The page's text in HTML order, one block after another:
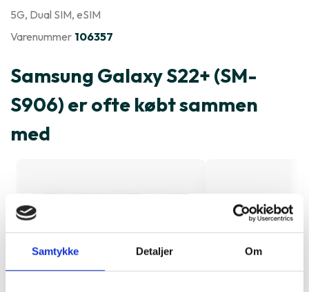
Samtykke Detaljer Om
5G, Dual SIM, eSIM
Varenummer 106357
Samsung Galaxy S22+ (SM-
S906) er ofte købt sammen
med